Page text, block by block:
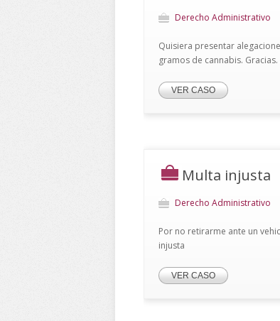
Derecho Administrativo
Quisiera presentar
gramos de cannabis.
VER CASO
Multa injusta
Derecho Administrativo
Por no retirarme ante un
injusta
VER CASO